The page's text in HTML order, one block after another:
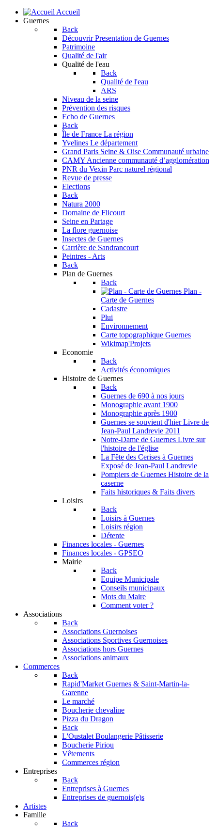
Accueil
Guernes
Back
Découvrir Presentation de Guernes
Patrimoine
Qualité de l'air
Qualité de l'eau
Back
Qualité de l'eau
ARS
Niveau de la seine
Prévention des risques
Echo de Guernes
Back
Île de France La région
Yvelines Le département
Grand Paris Seine & Oise Communauté urbaine
CAMY Ancienne communauté d’agglomération
PNR du Vexin Parc naturel régional
Revue de presse
Elections
Back
Natura 2000
Domaine de Flicourt
Seine en Partage
La flore guernoise
Insectes de Guernes
Carrière de Sandrancourt
Peintres - Arts
Back
Plan de Guernes
Back
Plan -
Carte de Guernes
Cadastre
Plui
Environnement
Carte topographique Guernes
Wikimap'Projets
Economie
Back
Activités économiques
Histoire de Guernes
Back
Guernes de 690 à nos jours
Monographie avant 1900
Monographie après 1900
Guernes se souvient d'hier Livre de
Jean-Paul Landrevie 2011
Notre-Dame de Guernes Livre sur
l'histoire de l'église
La Fête des Cerises à Guernes
Exposé de Jean-Paul Landrevie
Pompiers de Guernes Histoire de la
caserne
Faits historiques & Faits divers
Loisirs
Back
Loisirs à Guernes
Loisirs région
Détente
Finances locales - Guernes
Finances locales - GPSEO
Mairie
Back
Equipe Municipale
Conseils municipaux
Mots du Maire
Comment voter ?
Associations
Back
Associations Guernoises
Associations Sportives Guernoises
Associations hors Guernes
Associations animaux
Commerces
Back
Rapid'Market Guernes & Saint-Martin-la-
Garenne
Le marché
Boucherie chevaline
Pizza du Dragon
Back
L'Oustalet Boulangerie Pâtisserie
Boucherie Piriou
Vêtements
Commerces région
Entreprises
Back
Entreprises à Guernes
Entreprises de guernois(e)s
Artistes
Famille
Back